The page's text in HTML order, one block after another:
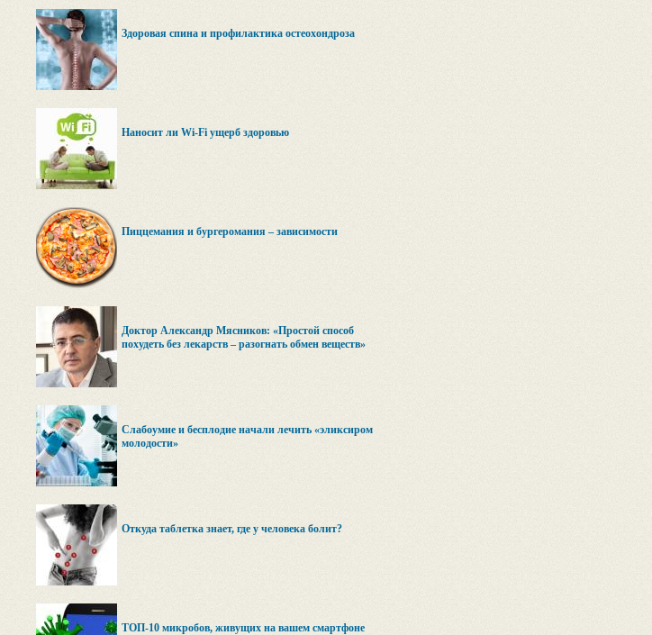
Здоровая спина и профилактика остеохондроза
Наносит ли Wi-Fi ущерб здоровью
Пиццемания и бургеромания – зависимости
Доктор Александр Мясников: «Простой способ
похудеть без лекарств – разогнать обмен веществ»
Слабоумие и бесплодие начали лечить «эликсиром
молодости»
Откуда таблетка знает, где у человека болит?
ТОП-10 микробов, живущих на вашем смартфоне